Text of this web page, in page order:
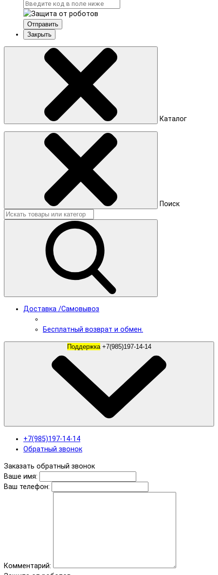
Отправить
Закрыть
Каталог
Поиск
Доставка /Самовывоз
Бесплатный возврат и обмен.
Поддержка +7(985)197-14-14
+7(985)197-14-14
Обратный звонок
Заказать обратный звонок
Ваше имя:
Ваш телефон:
Комментарий: